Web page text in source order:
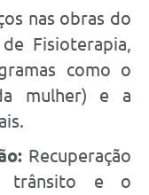
nas obras do
Fisioterapia,
como o
mulher) e a
Recuperação
trânsito e o